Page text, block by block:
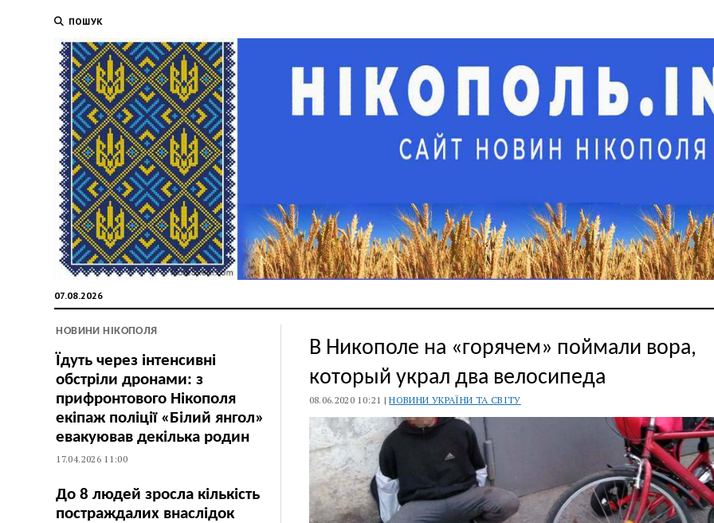
ПОШУК
07.08.2026
НОВИНИ НІКОПОЛЯ
Їдуть через інтенсивні
обстріли дронами: з
прифронтового Нікополя
екіпаж поліції «Білий янгол»
евакуював декілька родин
17.04.2026 11:00
До 8 людей зросла кількість
постраждалих внаслідок
В Никополе на «горячем» поймали вора,
который украл два велосипеда
08.06.2020 10:21 |НОВИНИ УКРАЇНИ ТА СВІТУ